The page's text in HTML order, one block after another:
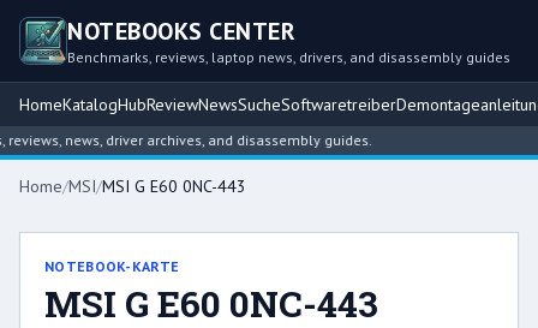
NOTEBOOKS CENTER
Benchmarks, reviews, laptop news, drivers, and disassembly guides
HomeKatalogHubReviewNewsSucheSoftwaretreiber
news, driver archives, and disassembly guides.
Home/MSI/MSI G E60 0NC-443
NOTEBOOK-KARTE
MSI G E60 0NC-443